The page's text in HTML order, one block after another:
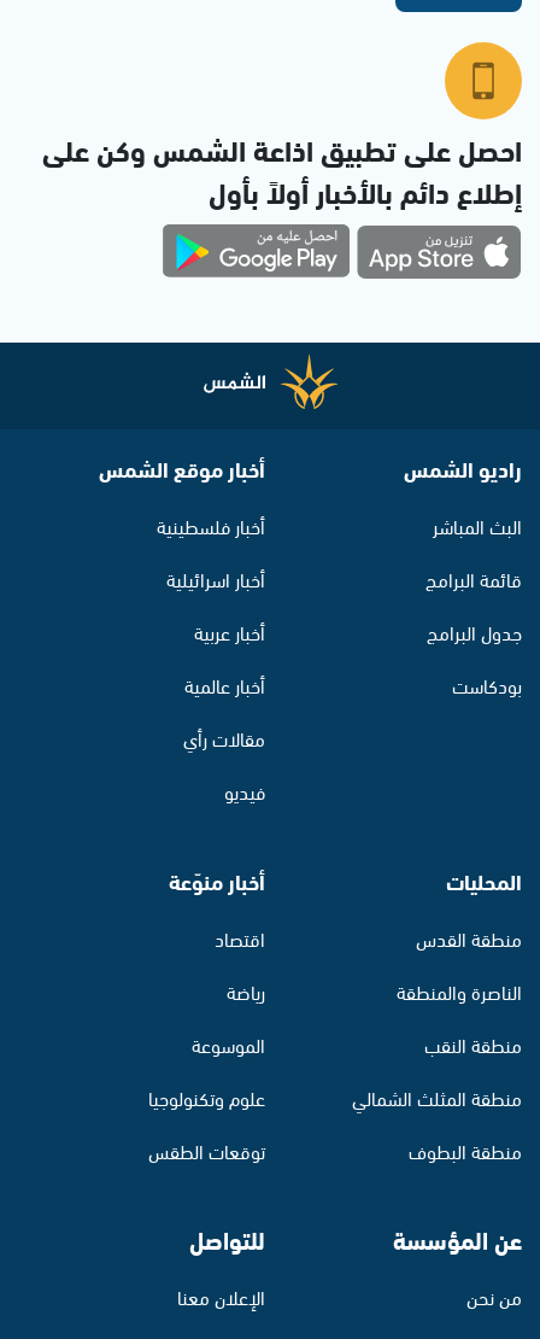
احصل على تطبيق اذاعة الشمس وكن على
إطلاع دائم بالأخبار أولاً بأول
راديو الشمس
البث المباشر
قائمة البرامج
جدول البرامج
بودكاست
أخبار موقع الشمس
أخبار فلسطينية
أخبار اسرائيلية
أخبار عربية
أخبار عالمية
مقالات رأي
فيديو
المحليات
منطقة القدس
الناصرة والمنطقة
منطقة النقب
منطقة المثلث الشمالي
منطقة البطوف
أخبار منوّعة
اقتصاد
رياضة
الموسوعة
علوم وتكنولوجيا
توقعات الطقس
عن المؤسسة
من نحن
للتواصل
الإعلان معنا